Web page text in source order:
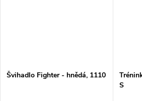
Švihadlo Fighter - hnědá, 1110
S